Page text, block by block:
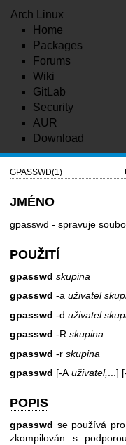
Arch Linux
Home
Packages
Forums
Wiki
GitLab
Security
AUR
Download
GPASSWD(1)
JMÉNO
gpasswd - spravuje
POUŽITÍ
gpasswd skupina
gpasswd -a uživatel
gpasswd -d uživatel
gpasswd -R skupina
gpasswd -r skupina
gpasswd [-A uživatel, ...]
POPIS
gpasswd se používá
zkompilován s